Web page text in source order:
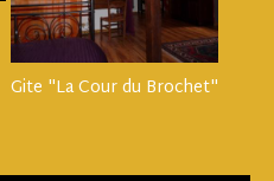
Gite "La Cour du Brochet"